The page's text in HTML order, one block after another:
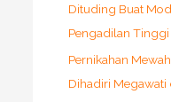
Dituding Buat
Pengadilan Tinggi
Pernikahan
Dihadiri Megawati